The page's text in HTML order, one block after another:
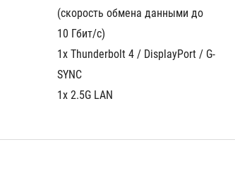
(скорость обмена данными до
10 Гбит/с)
1x Thunderbolt 4 / DisplayPort / G-
SYNC
1x 2.5G LAN